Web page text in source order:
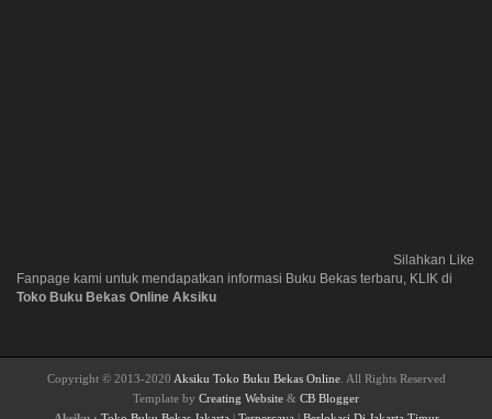
Silahkan Like
Fanpage kami untuk mendapatkan informasi Buku Bekas terbaru, KLIK di
Toko Buku Bekas Online Aksiku
Copyright © 2013-2020 Aksiku Toko Buku Bekas Online. All Rights Reserved
Template by Creating Website & CB Blogger